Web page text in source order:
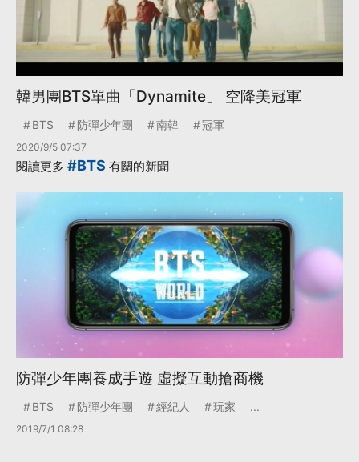
韓男團BTS單曲「Dynamite」 空降美冠軍
BTS 防彈少年團 南韓 冠軍
2020/9/5 07:37
閱讀更多 #BTS 有關的新聞
防彈少年團養成手遊 虛擬互動搶商機
BTS 防彈少年團 經紀人 玩家 ...
2019/7/1 08:28